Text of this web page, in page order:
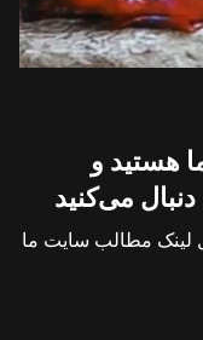
هستید و
می‌کنید
لینک مطالب سایت ما